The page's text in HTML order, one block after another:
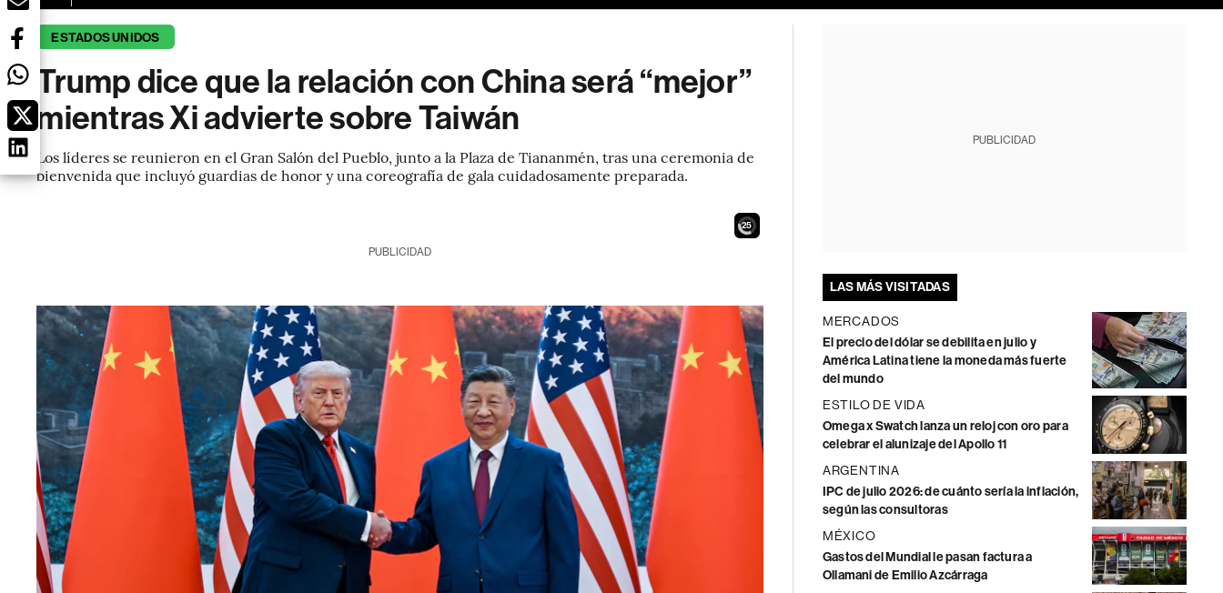
ESTADOS UNIDOS
Trump dice que la relación con China será “mejor”
mientras Xi advierte sobre Taiwán
Los líderes se reunieron en el Gran Salón del Pueblo, junto a la Plaza de Tiananmén, tras una ceremonia de
bienvenida que incluyó guardias de honor y una coreografía de gala cuidadosamente preparada.
23
PUBLICIDAD
PUBLICIDAD
LAS MÁS VISITADAS
MERCADOS
El precio del dólar se debilita en julio y
América Latina tiene la moneda más fuerte
del mundo
ESTILO DE VIDA
Omega x Swatch lanza un reloj con oro para
celebrar el alunizaje del Apollo 11
ARGENTINA
IPC de julio 2026: de cuánto sería la inflación,
según las consultoras
MÉXICO
Gastos del Mundial le pasan factura a
Ollamani de Emilio Azcárraga